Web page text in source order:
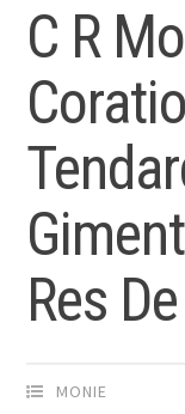
C R
Res
MONIE